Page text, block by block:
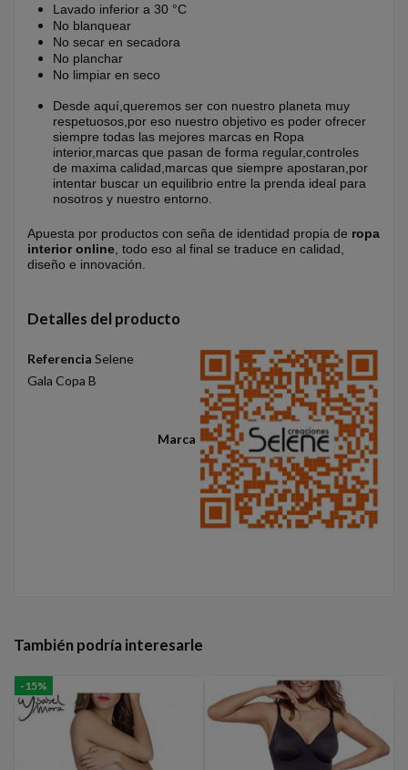
Lavado inferior a 30 °C
No blanquear
No secar en secadora
No planchar
No limpiar en seco
Desde aquí,queremos ser con nuestro planeta muy
respetuosos,por eso nuestro objetivo es poder ofrecer
siempre todas las mejores marcas en Ropa
interior,marcas que pasan de forma regular,controles
de maxima calidad,marcas que siempre apostaran,por
intentar buscar un equilibrio entre la prenda ideal para
nosotros y nuestro entorno.
Apuesta por productos con seña de identidad propia de ropa
interior online , todo eso al final se traduce en calidad,
diseño e innovación.
Detalles del producto
Marca
Referencia Selene
Gala Copa B
También podría interesarle
-15%